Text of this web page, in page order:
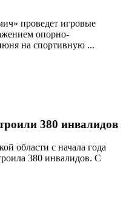
проведет игровые
опорно-
на спортивную ...
380 инвалидов
области с начала года
380 инвалидов. С